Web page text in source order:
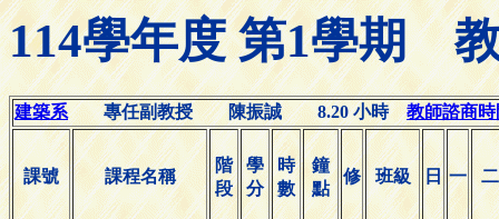
114學年度 第1學期
建築系專任副教授 陳振誠 8.20 小時教師諮商時
課號 課程名稱
階
段
學
分
時
數
鐘
點
修 班級 日 一 二